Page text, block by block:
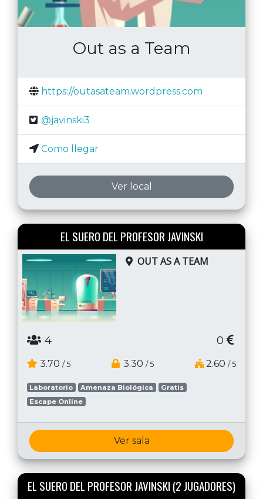
Out as a Team
https://outasateam.wordpress.com
@javinski3
Como llegar
Ver local
EL SUERO DEL PROFESOR JAVINSKI
OUT AS A TEAM
4 0
3.70 / 5 3.30 / 5 2.60 / 5
Laboratorio Amenaza Biológica
Gratis
Escape Online
Ver sala
EL SUERO DEL PROFESOR JAVINSKI (2 JUGADORES)